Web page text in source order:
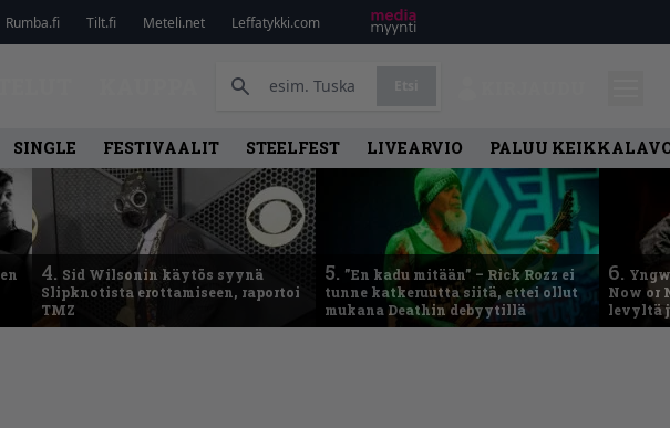
Rumba.fi Tilt.fi Meteli.net Leffatykki.com
SINGLE FESTIVAALIT STEELFEST LIVEARVIO PALUU
4. Sid Wilsonin käytös syynä
Slipknotista erottamiseen, raportoi
TMZ
5. ”En kadu mitään” – Rick Rozz ei
tunne katkeruutta siitä, ettei ollut
mukana Deathin debyytillä
6.
Now or
levyltä